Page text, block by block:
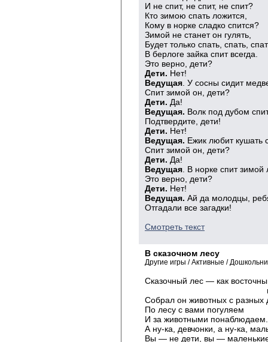
И не спит, не спит, не спит?
Кто зимою спать ложится,
Кому в норке сладко спится?
Зимой не станет он гулять,
Будет только спать, спать,
В берлоге зайка спит всегда.
Это верно, дети?
Дети. Нет!
Ведущая . У сосны сидит
Спит зимой он, дети?
Дети. Да!
Ведущая. Волк под дубом
Подтвердите, дети!
Дети. Нет!
Ведущая. Ежик любит кушать
Спит зимой он, дети?
Дети. Да!
Ведущая . В норке спит зимой
Это верно, дети?
Дети. Нет!
Ведущая. Ай да молодцы,
Отгадали все загадки!
Смотреть текст
В сказочном лесу
Другие игры / Активные /
Сказочный лес — как
Собрал он животных с разных
По лесу с вами погуляем
И за животными понаблюдаем.
А ну-ка, девчонки, а ну-ка,
Вы — не дети, вы —